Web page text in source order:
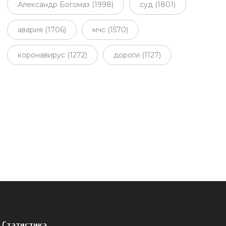
Александр Богомаз (1998) суд (1801)
авария (1706) мчс (1570)
коронавирус (1272) дороги (1127)